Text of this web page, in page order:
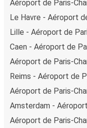
également opter
Aéroport de Paris-
Le Havre - Aéroport
Lille - Aéroport de
Caen - Aéroport de
Aéroport de Paris-
Reims - Aéroport de
Aéroport de Paris-
Amsterdam -
Aéroport de Paris-